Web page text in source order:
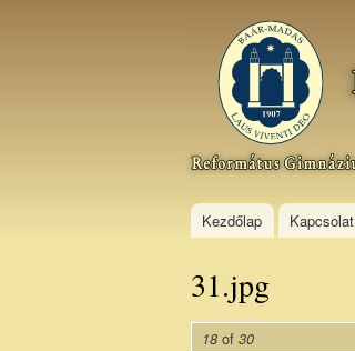
Baár–
Madas
Református
Gimnázium,
Általános
Kollégium
Kezdőlap Kapcsolat
31.jpg
18 of 30